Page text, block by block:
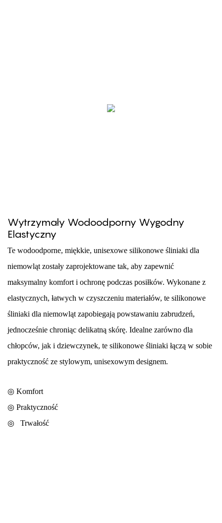
Wytrzymały Wodoodporny Wygodny
Elastyczny
Te wodoodporne, miękkie, unisexowe silikonowe śliniaki dla
niemowląt zostały zaprojektowane tak, aby zapewnić
maksymalny komfort i ochronę podczas posiłków. Wykonane z
elastycznych, łatwych w czyszczeniu materiałów, te silikonowe
śliniaki dla niemowląt zapobiegają powstawaniu zabrudzeń,
jednocześnie chroniąc delikatną skórę. Idealne zarówno dla
chłopców, jak i dziewczynek, te silikonowe śliniaki łączą w sobie
praktyczność ze stylowym, unisexowym designem.
◎ Komfort
◎ Praktyczność
◎
Trwałość